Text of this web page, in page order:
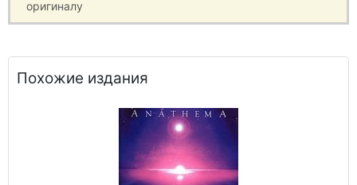
оригиналу
Похожие издания